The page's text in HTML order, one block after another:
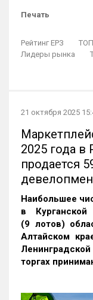
Печать
Рейтинг ЕРЗ ТОП
Лидеры рынка
21 октября 2025
2025 года в
продается
Наибольшее
в
(9 лотов)
Алтайском
Ленинградской
торгах